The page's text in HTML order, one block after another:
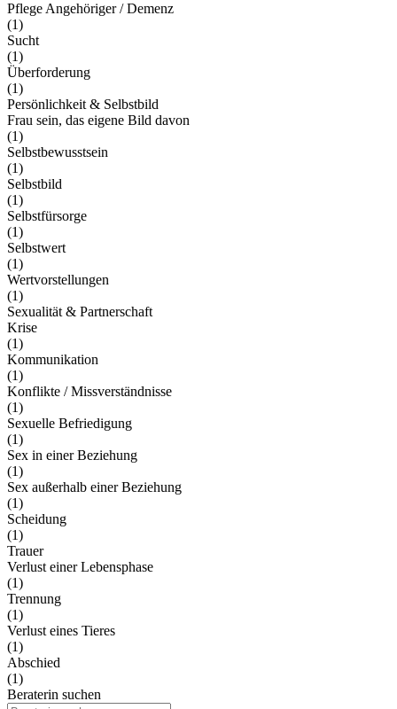
Pflege Angehöriger / Demenz
(1)
Sucht
(1)
Überforderung
(1)
Persönlichkeit & Selbstbild
Frau sein, das eigene Bild davon
(1)
Selbstbewusstsein
(1)
Selbstbild
(1)
Selbstfürsorge
(1)
Selbstwert
(1)
Wertvorstellungen
(1)
Sexualität & Partnerschaft
Krise
(1)
Kommunikation
(1)
Konflikte / Missverständnisse
(1)
Sexuelle Befriedigung
(1)
Sex in einer Beziehung
(1)
Sex außerhalb einer Beziehung
(1)
Scheidung
(1)
Trauer
Verlust einer Lebensphase
(1)
Trennung
(1)
Verlust eines Tieres
(1)
Abschied
(1)
Beraterin suchen